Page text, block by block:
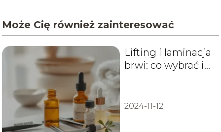
Może Cię również zainteresować
Lifting i laminacja
brwi: co wybrać i
2024-11-12